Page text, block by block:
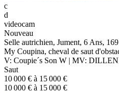
c
d
videocam
Nouveau
Selle autrichien, Jument, 6 Ans,
My Coupina, cheval de saut
V: Coupie´s Son W | MV:
Saut
10 000 € à 15 000 €
10 000 € à 15 000 €